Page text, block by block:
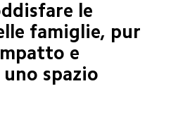
le
famiglie, pur
e
spazio